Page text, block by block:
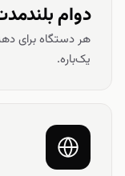
دوام
هر دستگاه برای
یک‌باره.